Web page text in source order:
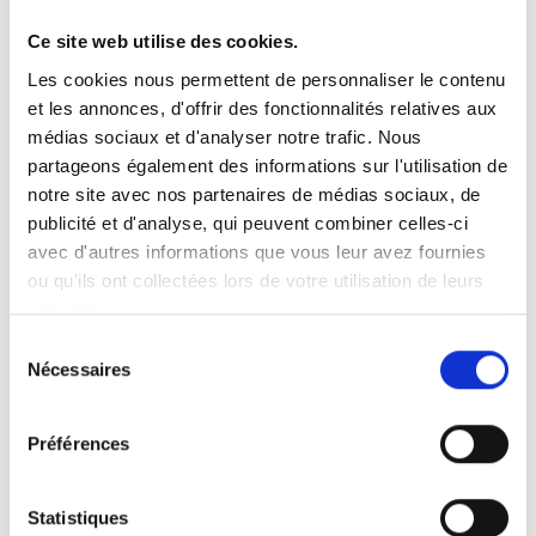
Ce site web utilise des cookies.
Les cookies nous permettent de personnaliser le contenu
et les annonces, d'offrir des fonctionnalités relatives aux
médias sociaux et d'analyser notre trafic. Nous
partageons également des informations sur l'utilisation de
notre site avec nos partenaires de médias sociaux, de
publicité et d'analyse, qui peuvent combiner celles-ci
avec d'autres informations que vous leur avez fournies
ou qu'ils ont collectées lors de votre utilisation de leurs
services.
Nécessaires
Préférences
Statistiques
La version motorisée du Turnout
manœuvre à l’aide d’une télécommande à 2
boutons. Appuyez sur « IN » pour faire pivoter